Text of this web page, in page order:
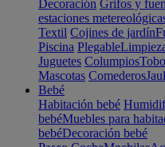
Decoración Grifos y
estaciones
Textil Cojines de jardín
Piscina Plegable
Juguetes Columpios
Mascotas Comederos
Bebé
Habitación bebé
bebéMuebles para
bebéDecoración bebé